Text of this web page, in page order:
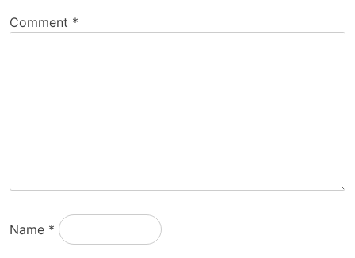
Comment *
Name *